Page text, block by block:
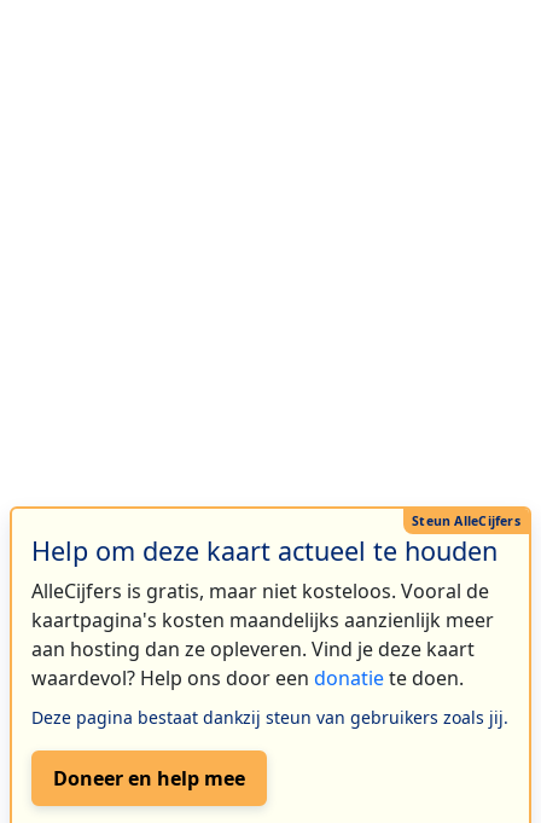
Help om deze kaart actueel te houden
AlleCijfers is gratis, maar niet kosteloos. Vooral de
kaartpagina's kosten maandelijks aanzienlijk meer
aan hosting dan ze opleveren. Vind je deze kaart
waardevol? Help ons door een donatiete doen.
Deze pagina bestaat dankzij steun van gebruikers zoals jij.
Doneer en help mee